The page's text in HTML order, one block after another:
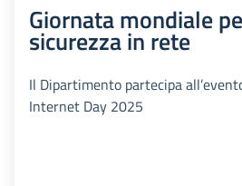
Giornata mondiale
sicurezza in rete
Il Dipartimento partecipa
Internet Day 2025